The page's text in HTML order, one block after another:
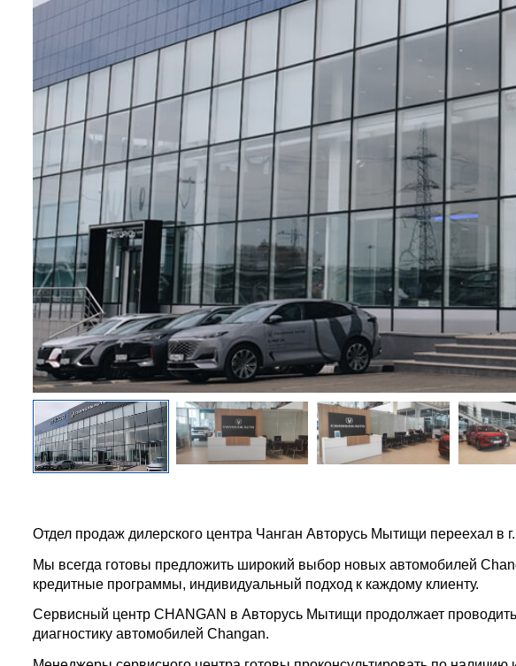
Отдел продаж дилерского центра Чанган Авторусь Мытищи переехал в
Мы всегда готовы предложить широкий выбор новых автомобилей
кредитные программы, индивидуальный подход к каждому клиенту.
Сервисный центр CHANGAN в Авторусь Мытищи продолжает
диагностику автомобилей Changan.